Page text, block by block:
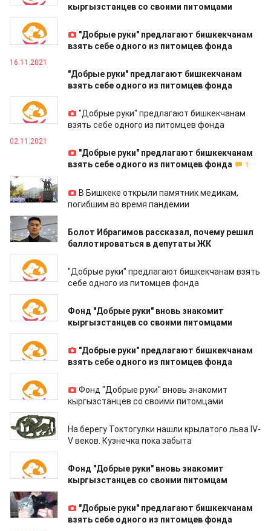
кыргызстанцев со своими питомцами
20.11.2021
"Добрые руки" предлагают бишкекчанам
взять себе одного из питомцев фонда
16.11.2021
"Добрые руки" предлагают бишкекчанам
взять себе одного из питомцев фонда
09.11.2021
"Добрые руки" предлагают бишкекчанам
взять себе одного из питомцев фонда
02.11.2021
"Добрые руки" предлагают бишкекчанам
взять себе одного из питомцев фонда
1
19.10.2021
В Бишкеке открыли памятник медикам,
погибшим во время пандемии
11.10.2021
Болот Ибрагимов рассказал, почему решил
баллотироваться в депутаты ЖК
13.09.2021
"Добрые руки" предлагают бишкекчанам взять
себе одного из питомцев фонда
06.09.2021
Фонд "Добрые руки" вновь знакомит
кыргызстанцев со своими питомцами
30.08.2021
"Добрые руки" предлагают бишкекчанам
взять себе одного из питомцев фонда
20.08.2021
Фонд "Добрые руки" вновь знакомит
кыргызстанцев со своими питомцами
13.08.2021
На берегу Токтогулки нашли крылатого льва IV-
V веков. Кузнечка пока забыта
09.08.2021
Фонд "Добрые руки" вновь знакомит
кыргызстанцев со своими питомцам
03.08.2021
"Добрые руки" предлагают бишкекчанам
взять себе одного из питомцев фонда